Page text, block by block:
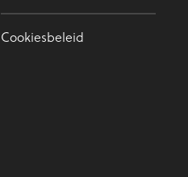
Cookiesbeleid